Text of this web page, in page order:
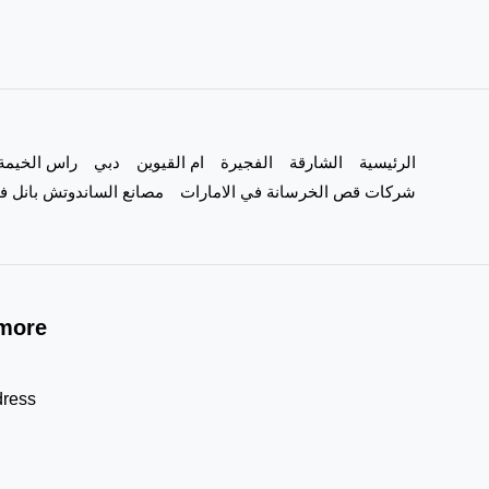
الرئيسية الشارقة الفجيرة ام القيوين دبي
راس
شركات قص الخرسانة في الامارات
مصانع الساندوتش بانل